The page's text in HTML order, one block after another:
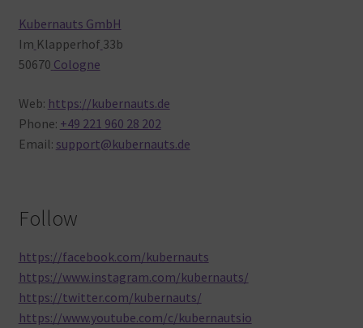
Kubernauts GmbH
Im Klapperhof 33b
50670 Cologne
Web: https://kubernauts.de
Phone: +49 221 960 28 202
Email: support@kubernauts.de
Follow
https://facebook.com/kubernauts
https://www.instagram.com/kubernauts/
https://twitter.com/kubernauts/
https://www.youtube.com/c/kubernautsio